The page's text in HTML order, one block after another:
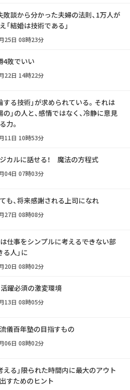
敗談から分かった夫婦の法則、1万人が
「結婚は技術である」
25日 08時23分
4敗でいい
22日 14時22分
する技術」が求められている。それは
の」の人と、感情ではなく、冷静に意見
力。
11日 10時53分
カルに話せる！ 魔法の方程式
04日 07時03分
も、将来感謝される上司になれ
27日 08時08分
仕事をシンプルに考える――できない部
る人」に
20日 08時02分
活躍必須の激変環境
13日 08時05分
儀――百年塾の目指すもの
06日 08時02分
える」――限られた時間内に最大のアウト
すためのヒント